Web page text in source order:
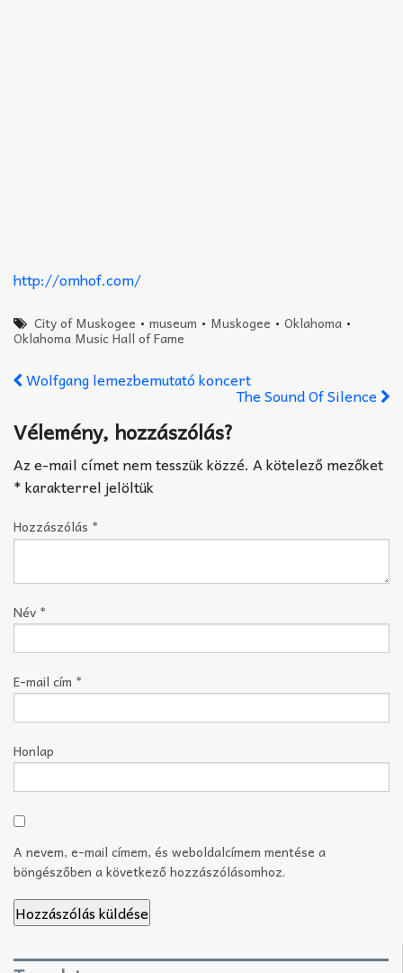
http://omhof.com/
City of Muskogee •museum • Muskogee •Oklahoma •
Oklahoma Music Hall of Fame
Wolfgang lemezbemutató koncert
The Sound Of Silence
Vélemény, hozzászólás?
Az e-mail címet nem tesszük közzé. A kötelező mezőket
*karakterrel jelöltük
Hozzászólás *
Név *
E-mail cím *
Honlap
A nevem, e-mail címem, és weboldalcímem mentése a
böngészőben a következő hozzászólásomhoz.